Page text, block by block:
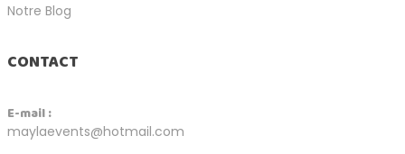
Notre Blog
CONTACT
E-mail :
maylaevents@hotmail.com